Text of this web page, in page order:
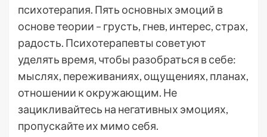
психотерапия. Пять основных эмоций в
основе теории – грусть, гнев, интерес, страх,
радость. Психотерапевты советуют
уделять время, чтобы разобраться в себе:
мыслях, переживаниях, ощущениях, планах,
отношении к окружающим. Не
зацикливайтесь на негативных эмоциях,
пропускайте их мимо себя.